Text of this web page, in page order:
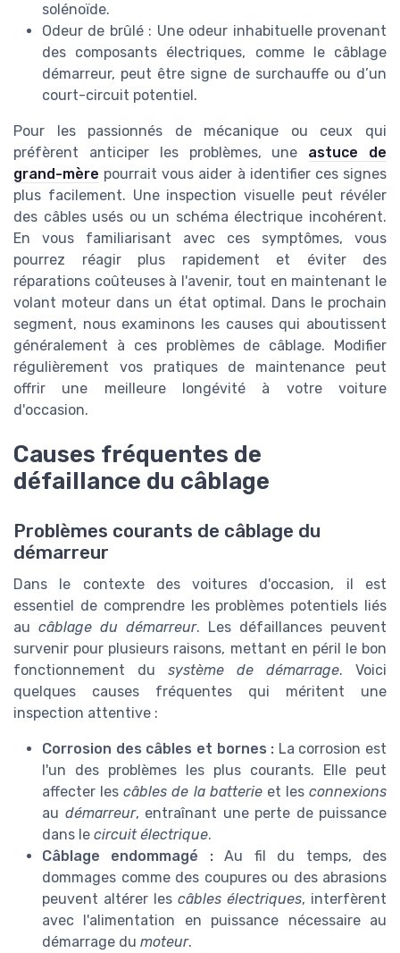
solénoïde.
Odeur de brûlé : Une odeur inhabituelle provenant
des composants électriques, comme le câblage
démarreur, peut être signe de surchauffe ou d’un
court-circuit potentiel.
Pour les passionnés de mécanique ou ceux qui
préfèrent anticiper les problèmes, une astuce de
grand-mère pourrait vous aider à identifier ces signes
plus facilement. Une inspection visuelle peut révéler
des câbles usés ou un schéma électrique incohérent.
En vous familiarisant avec ces symptômes, vous
pourrez réagir plus rapidement et éviter des
réparations coûteuses à l'avenir, tout en maintenant le
volant moteur dans un état optimal. Dans le prochain
segment, nous examinons les causes qui aboutissent
généralement à ces problèmes de câblage. Modifier
régulièrement vos pratiques de maintenance peut
offrir une meilleure longévité à votre voiture
d'occasion.
Causes fréquentes de
défaillance du câblage
Problèmes courants de câblage du
démarreur
Dans le contexte des voitures d'occasion, il est
essentiel de comprendre les problèmes potentiels liés
au câblage du démarreur. Les défaillances peuvent
survenir pour plusieurs raisons, mettant en péril le bon
fonctionnement du système de démarrage. Voici
quelques causes fréquentes qui méritent une
inspection attentive :
Corrosion des câbles et bornes : La corrosion est
l'un des problèmes les plus courants. Elle peut
affecter lescâbles de la batterieet les connexions
au démarreur, entraînant une perte de puissance
dans le circuit électrique.
Câblage endommagé :Au fil du temps, des
dommages comme des coupures ou des abrasions
peuvent altérer les câbles électriques, interfèrent
avec l'alimentation en puissance nécessaire au
démarrage du moteur.